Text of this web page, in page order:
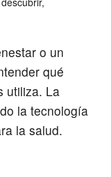
o un
qué
utiliza. La
la tecnología
la salud.